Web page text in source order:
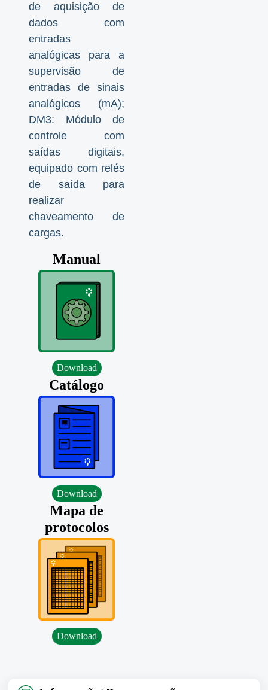
de aquisição de
dados com
entradas
analógicas para a
supervisão de
entradas de sinais
analógicos (mA);
DM3: Módulo de
controle com
saídas digitais,
equipado com relés
de saída para
realizar
chaveamento de
cargas.
Manual
Download
Catálogo
Download
Mapa de
protocolos
Download